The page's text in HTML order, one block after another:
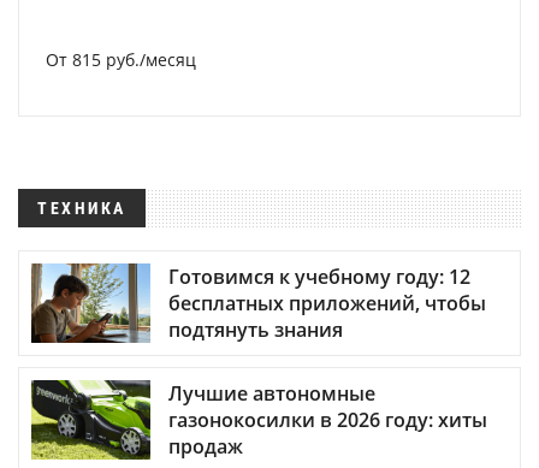
От 815 руб./месяц
ТЕХНИКА
Готовимся к учебному году: 12
бесплатных приложений, чтобы
подтянуть знания
Лучшие автономные
газонокосилки в 2026 году: хиты
продаж